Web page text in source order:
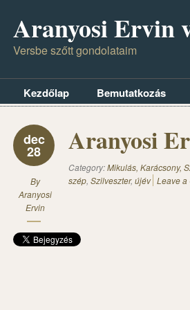
Aranyosi Ervin
Versbe szőtt gondolataim
Kezdőlap Bemutatkozás
dec
28
By
Aranyosi
Ervin
Aranyosi
Category:Mikulás, Karácsony,
szép, Szilveszter, újév Leave a